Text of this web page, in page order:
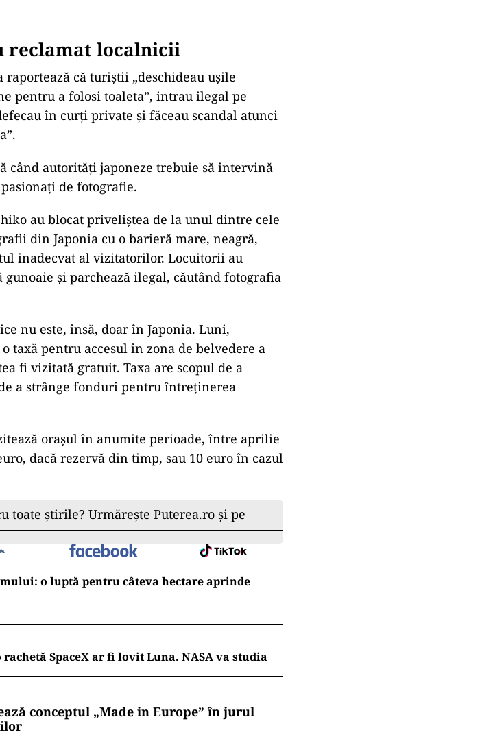
factori precum yenul slab și popularitatea
ad
reclamat localnicii
pentru a folosi toaleta”, intrau ilegal pe
în curți private și făceau scandal atunci
când autorități japoneze trebuie să intervină
au blocat priveliștea de la unul dintre cele
din Japonia cu o barieră mare, neagră,
inadecvat al vizitatorilor. Locuitorii au
și parchează ilegal, căutând fotografia
nu este, însă, doar în Japonia. Luni,
pentru accesul în zona de belvedere a
fi vizitată gratuit. Taxa are scopul de a
a strânge fonduri pentru întreținerea
orașul în anumite perioade, între aprilie
dacă rezervă din timp, sau 10 euro în cazul